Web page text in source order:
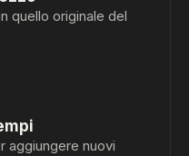
quello originale del
aggiungere nuovi